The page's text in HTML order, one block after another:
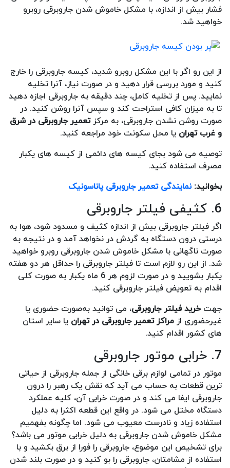
فشار بیش از اندازه، با مشکل خاموش شدن جاروبرقی روبرو
خواهید شد.
از این رو اگر با این مشکل روبرو شدید، کیسه جاروبرقی را خارج
کنید و مورد بررسی قرار دهید و در صورت نیاز، آنرا تخلیه
نمایید. پس از تخلیه کامل، چند دقیقه به جاروبرقی اجازه دهید
تا به میزان کافی استراحت کند و سپس آنرا روشن کنید. در
صورت روشن نشدن جاروبرقی، به مرکزتعمیر جاروبرقی در شرق
و غرب تهران یا محل سکونت خود مراجعه کنید.
توصیه می شود بجای کیسه های دائمی از کیسه های یکبار
مصرف استفاده کنید.
بخوانید:نمایندگی تعمیر جاروبرقی پاناسونیک
6. کثیفی فیلتر جاروبرقی
اگر فیلتر جاروبرقی بیش از اندازه کثیف و مسدود شود، هوا به
درستی درون دستگاه به گردش در نخواهد آمد و در نتیجه به
صورت ناگهانی با مشکل خاموش شدن جاروبرقی روبرو خواهید
شد. از این رو لازم است تا فیلتر جاروبرقی را حداقل هر دو هفته
یکبار بشویید و در صورت لزوم هر 6 ماه یکبار به صورت کلی
اقدام به تعویض فیلتر جاروبرقی کنید.
جهتخرید فیلتر جاروبرقی، می توانید به‌صورت حضوری یا
غیرحضوری ازمراکز تعمیر جاروبرقی در تهران یا سایر استان
های کشور اقدام کنید.
7. خرابی موتور جاروبرقی
موتور در تمامی لوازم برقی خانگی از جمله جاروبرقی از حیاتی
ترین قطعات به حساب می آید که نقش یک رهبر را درون
جاروبرقی ایفا می کند و در صورت خرابی آن، کلیه عملکرد
دستگاه مختل می شود. در واقع این قطعه اکثرا به دلیل
استفاده زیاد و نادرست معیوب می شود. اما چگونه بفهمیم
مشکل خاموش شدن جاروبرقی به دلیل خرابی موتور می باشد؟
برای تشخیص این موضوع، جاروبرقی را فورا از برق بکشید و با
استفاده از مشامتان، جاروبرقی را بو کنید و در صورت بلند شدن